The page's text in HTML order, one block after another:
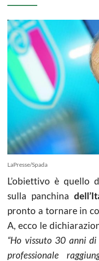
LaPresse/Spada
L’obiettivo è quello
sulla panchina
pronto a tornare in
A, ecco le
“Ho vissuto 30 anni
professionale